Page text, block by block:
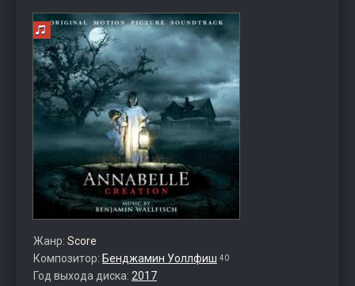
Жанр: Score
Композитор: Бенджамин Уоллфиш 40
Год выхода диска: 2017